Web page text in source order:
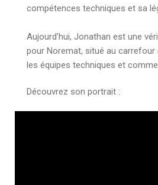
compétences techniques et sa
Aujourd’hui, Jonathan est une
pour Noremat, situé au
les équipes techniques et
Découvrez son portrait :